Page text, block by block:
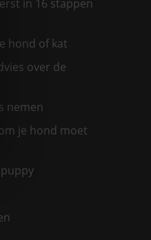
in 16 stappen
hond of kat
over de
nemen
je hond moet